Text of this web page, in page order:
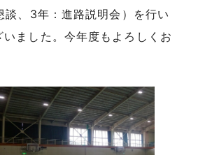
、3年：進路説明会）を行い
ました。今年度もよろしくお